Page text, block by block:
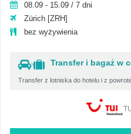
08.09 - 15.09 / 7 dni
Zürich [ZRH]
bez wyżywienia
Transfer i bagaż w
Transfer z lotniska do hotelu i z